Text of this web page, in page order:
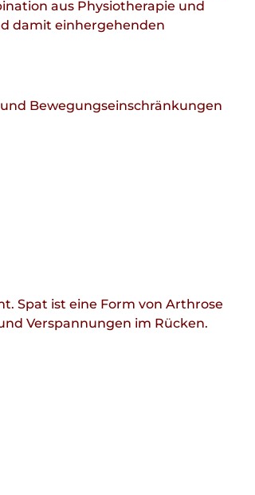
aus Physiotherapie und
damit einhergehenden
Bewegungseinschränkungen
Spat ist eine Form von Arthrose
Verspannungen im Rücken.